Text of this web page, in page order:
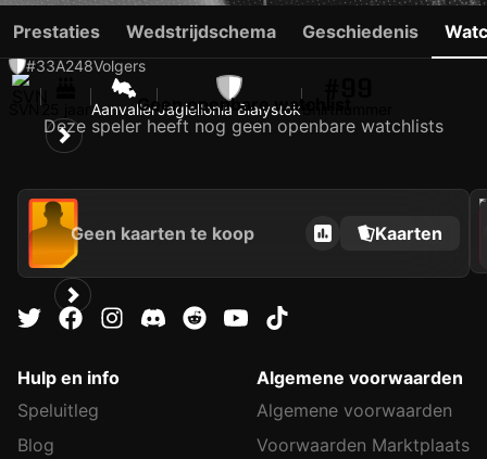
NIK PRELEC
#33A248Volgers
AanvallerJagiellonia Białystok
Prestaties Wedstrijdschema Geschiedenis
Geen openbare watchlist
Deze speler heeft nog geen openbare watchlists
Geen kaarten te koop Kaarten
2023
Hulp en info
Speluitleg
Blog
Algemene voorwaarden
Algemene voorwaarden
Voorwaarden Marktplaats